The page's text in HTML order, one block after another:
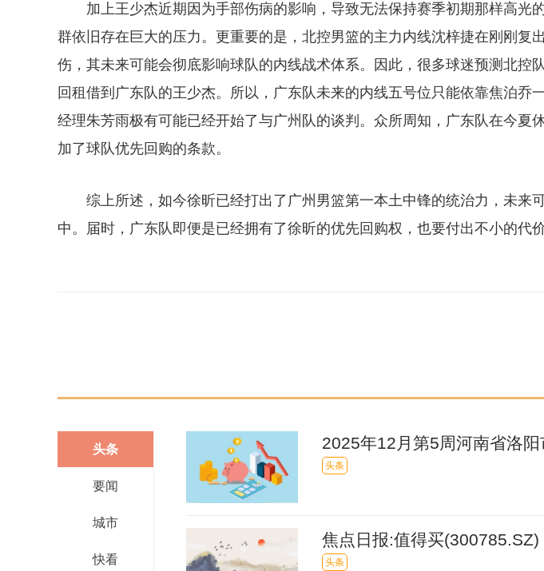
加上王少杰近期因为手部伤病的影响，导致无法保持赛季初期那样高光
群依旧存在巨大的压力。更重要的是，北控男篮的主力内线沈梓捷在刚刚复
伤，其未来可能会彻底影响球队的内线战术体系。因此，很多球迷预测北控
回租借到广东队的王少杰。所以，广东队未来的内线五号位只能依靠焦泊乔
经理朱芳雨极有可能已经开始了与广州队的谈判。众所周知，广东队在今夏
加了球队优先回购的条款。
综上所述，如今徐昕已经打出了广州男篮第一本土中锋的统治力，未来
中。届时，广东队即便是已经拥有了徐昕的优先回购权，也要付出不小的代
头条
要闻
城市
快看
2025年12月第5周河南省洛
头条
焦点日报:值得买
头条